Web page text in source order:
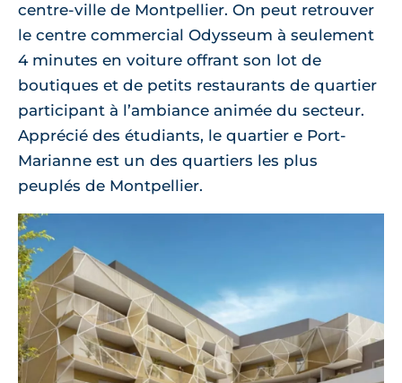
centre-ville de Montpellier. On peut retrouver
le centre commercial Odysseum à seulement
4 minutes en voiture offrant son lot de
boutiques et de petits restaurants de quartier
participant à l’ambiance animée du secteur.
Apprécié des étudiants, le quartier e Port-
Marianne est un des quartiers les plus
peuplés de Montpellier.